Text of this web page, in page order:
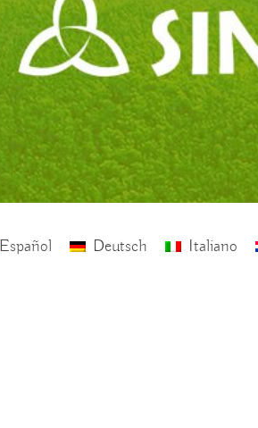
Español Deutsch Italiano